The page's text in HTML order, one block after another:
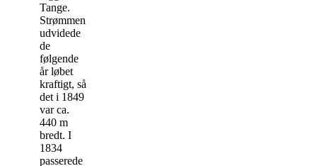
Tange.
Strømmen
udvidede
de
følgende
år løbet
kraftigt, så
det i 1849
var ca.
440 m
bredt. I
1834
passerede